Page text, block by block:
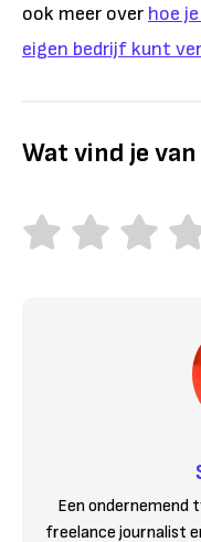
ook meer over hoe
eigen bedrijf kunt
Wat vind je
Een ondernemend
freelance journalist